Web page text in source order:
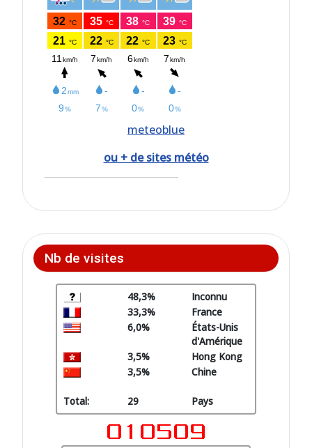
meteoblue
ou + de sites météo
Nb de visites
48,3%
Inconnu
33,3%
France
6,0%
États-Unis
d'Amérique
3,5%
Hong Kong
3,5%
Chine
Total: 29 Pays